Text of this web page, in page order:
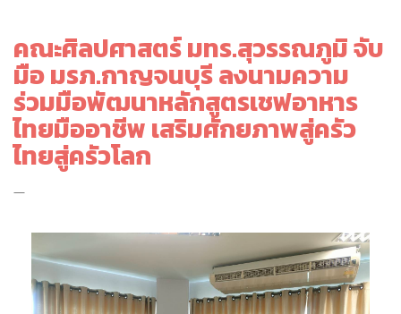
คณะศิลปศาสตร์ มทร.สุวรรณภูมิ จับ
มือ มรภ.กาญจนบุรี ลงนามความ
ร่วมมือพัฒนาหลักสูตรเชฟอาหาร
ไทยมืออาชีพ เสริมศักยภาพสู่ครัว
ไทยสู่ครัวโลก